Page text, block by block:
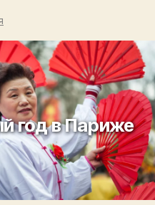
год в Париже